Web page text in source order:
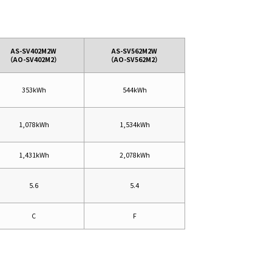
AS-SV402M2W
（AO-SV402M2）
AS-SV562M2W
（AO-SV562M2）
353kWh 544kWh
1,078kWh 1,534kWh
1,431kWh 2,078kWh
5.6 5.4
C F